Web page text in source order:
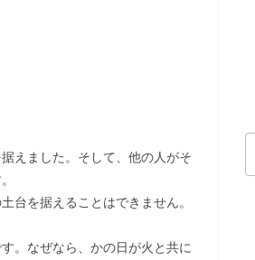
えました。そして、他の人がそ
台を据えることはできません。
。なぜなら、かの日が火と共に